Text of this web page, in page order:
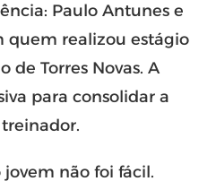
Paulo Antunes e
quem realizou estágio
de Torres Novas. A
para consolidar a
não foi fácil.